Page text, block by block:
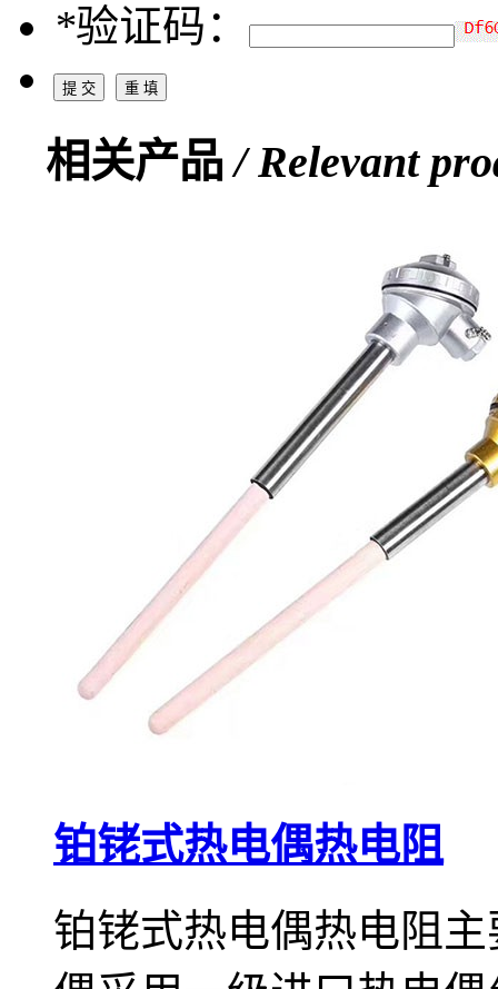
*验证码：
相关产品/ Relevant
铂铑式热电偶热电阻
铂铑式热电偶热电阻